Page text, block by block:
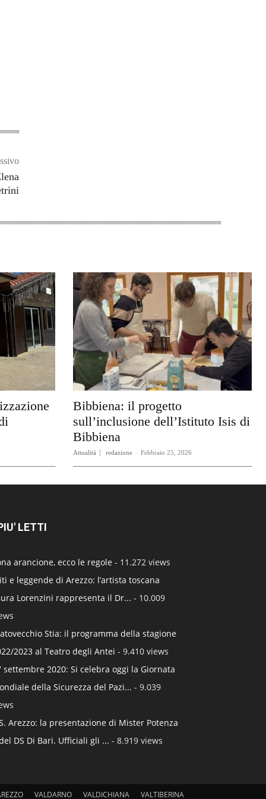
Bibbiena: il progetto
sull’inclusione dell’Istituto Isis di
Bibbiena
Attualità redazione - Febbraio 25, 2026
LETTI
arancione, ecco le regole - 11.272 views
e leggende di Arezzo: l’artista toscana
Lorenzini rappresenta il Dr... - 10.009
Stia: il programma della stagione
2023 al Teatro degli Antei - 9.410 views
settembre 2020: Si celebra oggi la Giornata
della Sicurezza del Pazi... - 9.039
Arezzo: la presentazione di Mister Potenza
DS Di Bari. Ufficiali gli ... - 8.919 views
VALDARNO VALDICHIANA VALTIBERINA